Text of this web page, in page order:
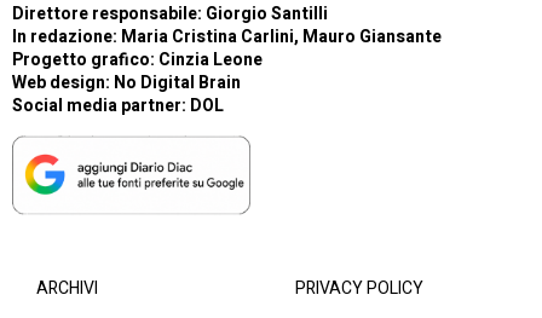
Direttore responsabile: Giorgio Santilli
In redazione: Maria Cristina Carlini, Mauro Giansante
Progetto grafico: Cinzia Leone
Web design: No Digital Brain
Social media partner: DOL
ARCHIVI PRIVACY POLICY